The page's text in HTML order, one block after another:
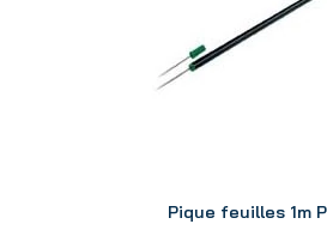
Pique feuilles 1m